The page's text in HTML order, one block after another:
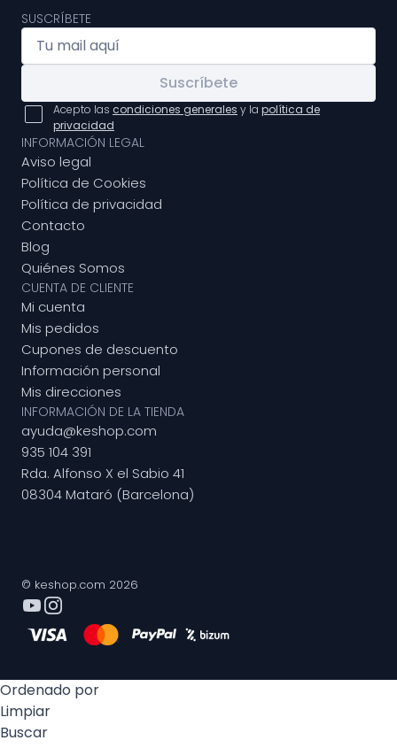
SUSCRÍBETE
Suscríbete
Acepto las condiciones generales y la política de
privacidad
INFORMACIÓN LEGAL
Aviso legal
Política de Cookies
Política de privacidad
Contacto
Blog
Quiénes Somos
CUENTA DE CLIENTE
Mi cuenta
Mis pedidos
Cupones de descuento
Información personal
Mis direcciones
INFORMACIÓN DE LA TIENDA
ayuda@keshop.com
935 104 391
Rda. Alfonso X el Sabio 41
08304 Mataró (Barcelona)
© keshop.com 2026
Ordenado por
Limpiar
Buscar